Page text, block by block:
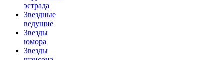
эстрада
Звездные
ведущие
Звезды
юмора
Звезды